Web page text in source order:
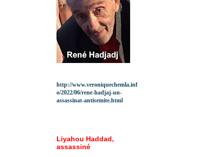
http://www.veroniquechemla.inf
o/2022/06/rene-hadjaj-un-
assassinat-antisemite.html
Liyahou Haddad,
assassiné